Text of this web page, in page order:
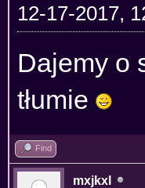
12-17-2017,
Dajemy o
tłumie
Find
mxjkxl